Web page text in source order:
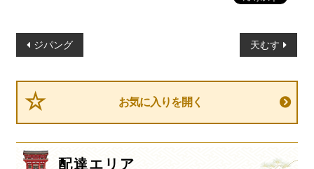
お問い合わせ
ログイン・マイページ
特定商取引法に基づく表記
投
稿
ナ
ビ
ゲ
ー
シ
ジパング 天むす
お気に入りを開く
配達エリア